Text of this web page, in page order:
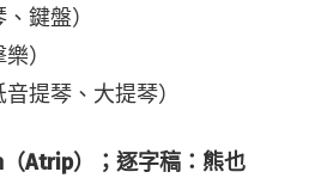
鍵盤）
）
提琴、大提琴）
Atrip）；逐字稿：熊也